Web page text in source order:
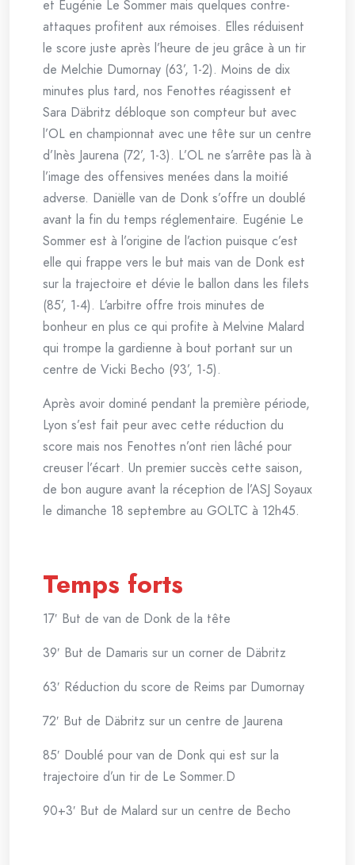
et Eugénie Le Sommer mais quelques contre-
attaques profitent aux rémoises. Elles réduisent
le score juste après l’heure de jeu grâce à un tir
de Melchie Dumornay (63’, 1-2). Moins de dix
minutes plus tard, nos Fenottes réagissent et
Sara Däbritz débloque son compteur but avec
l’OL en championnat avec une tête sur un centre
d’Inès Jaurena (72’, 1-3). L’OL ne s’arrête pas là à
l’image des offensives menées dans la moitié
adverse. Daniëlle van de Donk s’offre un doublé
avant la fin du temps réglementaire. Eugénie Le
Sommer est à l’origine de l’action puisque c’est
elle qui frappe vers le but mais van de Donk est
sur la trajectoire et dévie le ballon dans les filets
(85’, 1-4). L’arbitre offre trois minutes de
bonheur en plus ce qui profite à Melvine Malard
qui trompe la gardienne à bout portant sur un
centre de Vicki Becho (93’, 1-5).
Après avoir dominé pendant la première période,
Lyon s’est fait peur avec cette réduction du
score mais nos Fenottes n’ont rien lâché pour
creuser l’écart. Un premier succès cette saison,
de bon augure avant la réception de l’ASJ Soyaux
le dimanche 18 septembre au GOLTC à 12h45.
Temps forts
17′ But de van de Donk de la tête
39′ But de Damaris sur un corner de Däbritz
63′ Réduction du score de Reims par Dumornay
72′ But de Däbritz sur un centre de Jaurena
85′ Doublé pour van de Donk qui est sur la
trajectoire d’un tir de Le Sommer.D
90+3′ But de Malard sur un centre de Becho